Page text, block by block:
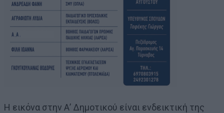
Η εικόνα στην Α’ Δημοτικού είναι ενδεικτική της